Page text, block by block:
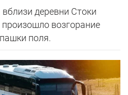
деревни Стоки
возгорание
поля.